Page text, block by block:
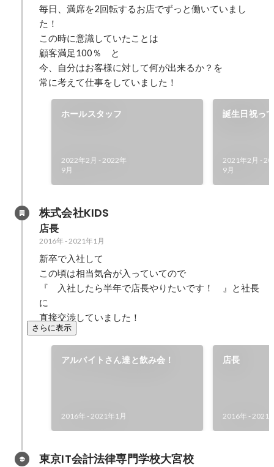
毎日、満席を2回転するお店でずっと働いていまし
た！
この時に意識していたことは
顧客満足100％　と
今、自分はお客様に対して何が出来るか？を
常に考えて仕事をしていました！
ホールスタッフ
2022年2月 -2022年
9月
誕生日祝っ
2021年2月 -
9月
株式会社KIDS
店長
2016年-2021年1月
新卒で入社して
この頃は相当気合が入っていてので
『　入社したら半年で店長やりたいです！　』と社長
に
直接交渉していました！
さらに表示
アルバイトさん達と飲み会！
2016年 -2021年1月
店長
2016年 -2021
東京IT会計法律専門学校大宮校